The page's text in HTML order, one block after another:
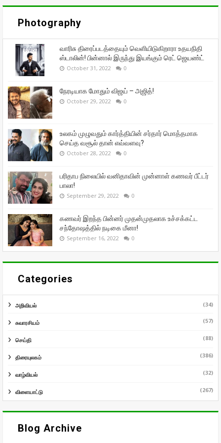
Photography
வாரிசு திரைப்படத்தையும் வெளியிடுகிறாரா உதயநிதி
ஸ்டாலின்! பின்னால் இருந்து இயங்கும் ரெட் ஜெயண்ட்
October 31, 2022 0
நேரடியாக மோதும் விஜய் – அஜித்!
October 29, 2022 0
உலகம் முழுவதும் கார்த்தியின் சர்தார் மொத்தமாக
செய்த வசூல் தான் எவ்வளவு?
October 28, 2022 0
பரிதாப நிலையில் வனிதாவின் முன்னாள் கணவர் பீட்டர்
பாலா!
September 29, 2022 0
கணவர் இறந்த பின்னர் முதன்முதலாக உச்சக்கட்ட
சந்தோஷத்தில் நடிகை மீனா!
September 16, 2022 0
Categories
அறிவியல் (34)
சுவாரசியம் (57)
செய்தி (88)
திரையுலகம் (386)
வாழ்வியல் (32)
விளையாட்டு (267)
Blog Archive